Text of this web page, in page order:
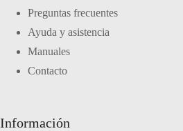
Preguntas frecuentes
Ayuda y asistencia
Manuales
Contacto
Información